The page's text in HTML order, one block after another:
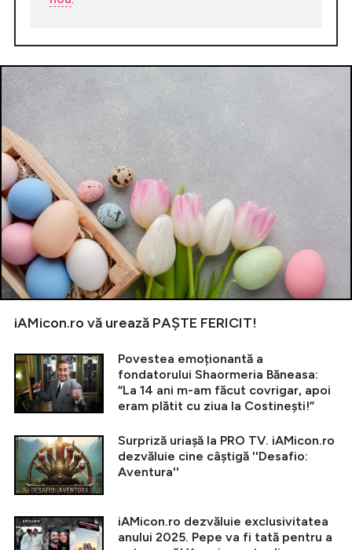
iAMicon.ro vă urează PAȘTE FERICIT!
Povestea emoționantă a
fondatorului Shaormeria Băneasa:
“La 14 ani m-am făcut covrigar, apoi
eram plătit cu ziua la Costinești!”
Surpriză uriașă la PRO TV. iAMicon.ro
dezvăluie cine câștigă ''Desafio:
Aventura''
iAMicon.ro dezvăluie exclusivitatea
anului 2025. Pepe va fi tată pentru a